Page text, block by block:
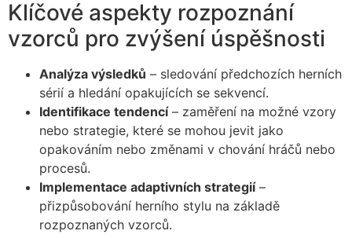
Klíčové aspekty rozpoznání
vzorců pro zvýšení úspěšnosti
Analýza výsledků – sledování předchozích herních
sérií a hledání opakujících se sekvencí.
Identifikace tendencí– zaměření na možné vzory
nebo strategie, které se mohou jevit jako
opakováním nebo změnami v chování hráčů nebo
procesů.
Implementace adaptivních strategií–
přizpůsobování herního stylu na základě
rozpoznaných vzorců.